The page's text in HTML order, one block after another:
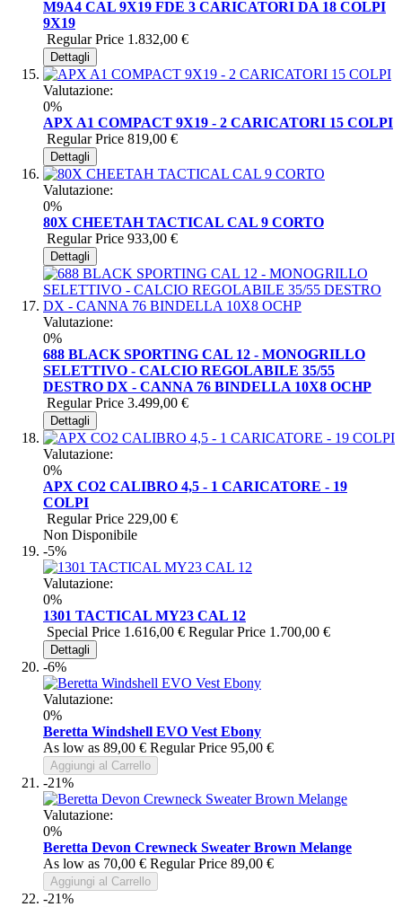
M9A4 CAL 9X19 FDE 3 CARICATORI DA 18 COLPI
9X19
Regular Price 1.832,00 €
Dettagli
Valutazione:
0%
APX A1 COMPACT 9X19 - 2 CARICATORI 15 COLPI
Regular Price 819,00 €
Dettagli
Valutazione:
0%
80X CHEETAH TACTICAL CAL 9 CORTO
Regular Price 933,00 €
Dettagli
Valutazione:
0%
688 BLACK SPORTING CAL 12 - MONOGRILLO
SELETTIVO - CALCIO REGOLABILE 35/55
DESTRO DX - CANNA 76 BINDELLA 10X8 OCHP
Regular Price 3.499,00 €
Dettagli
Valutazione:
0%
APX CO2 CALIBRO 4,5 - 1 CARICATORE - 19
COLPI
Regular Price 229,00 €
Non Disponibile
-5%
Valutazione:
0%
1301 TACTICAL MY23 CAL 12
Special Price 1.616,00 € Regular Price 1.700,00 €
Dettagli
-6%
Valutazione:
0%
Beretta Windshell EVO Vest Ebony
As low as 89,00 € Regular Price 95,00 €
Aggiungi al Carrello
-21%
Valutazione:
0%
Beretta Devon Crewneck Sweater Brown Melange
As low as 70,00 € Regular Price 89,00 €
Aggiungi al Carrello
-21%